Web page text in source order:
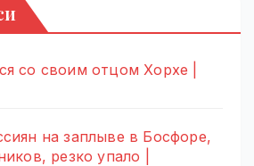
со своим отцом Хорхе |
на заплыве в Босфоре,
резко упало |